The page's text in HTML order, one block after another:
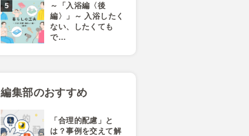
～「入浴編〈後
編〉」～ 入浴したく
ない、したくても
で…
編集部のおすすめ
「合理的配慮」と
は？事例を交えて解